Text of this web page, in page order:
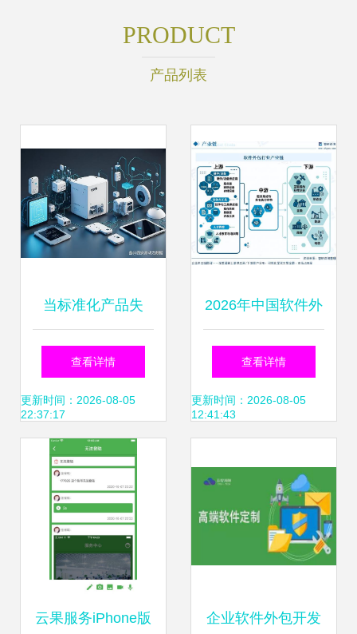
PRODUCT
产品列表
当标准化产品失
效，为什么需要软
件外包来填补研发
管理的空白？
查看详情
更新时间：2026-08-05
22:37:17
2026年中国软件外
包行业发展现状与
未来前景研判 行业
塑升级
查看详情
更新时间：2026-08-05
12:41:43
云果服务iPhone版 企业软件外包开发